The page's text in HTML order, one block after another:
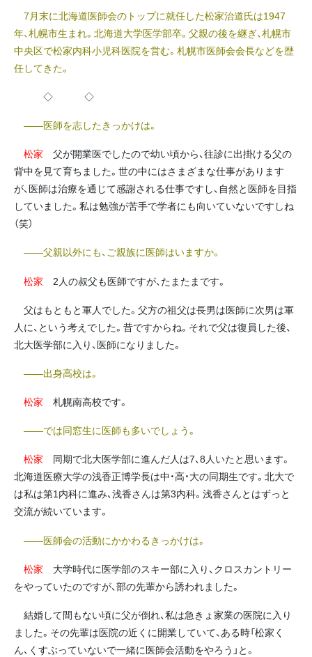
7月末に北海道医師会のトップに就任した松家治道氏は1947
年、札幌市生まれ。北海道大学医学部卒。父親の後を継ぎ、札幌市
中央区で松家内科小児科医院を営む。札幌市医師会会長などを歴
任してきた。
◇ ◇
――医師を志したきっかけは。
松家 父が開業医でしたので幼い頃から、往診に出掛ける父の
背中を見て育ちました。世の中にはさまざまな仕事があります
が、医師は治療を通じて感謝される仕事ですし、自然と医師を目指
していました。私は勉強が苦手で学者にも向いていないですしね
（笑）
――父親以外にも、ご親族に医師はいますか。
松家 2人の叔父も医師ですが、たまたまです。
父はもともと軍人でした。父方の祖父は長男は医師に次男は軍
人に、という考えでした。昔ですからね。それで父は復員した後、
北大医学部に入り、医師になりました。
――出身高校は。
松家 札幌南高校です。
――では同窓生に医師も多いでしょう。
松家 同期で北大医学部に進んだ人は7、8人いたと思います。
北海道医療大学の浅香正博学長は中・高・大の同期生です。北大で
は私は第1内科に進み、浅香さんは第3内科。浅香さんとはずっと
交流が続いています。
――医師会の活動にかかわるきっかけは。
松家 大学時代に医学部のスキー部に入り、クロスカントリー
をやっていたのですが、部の先輩から誘われました。
結婚して間もない頃に父が倒れ、私は急きょ家業の医院に入り
ました。その先輩は医院の近くに開業していて、ある時「松家く
ん、くすぶっていないで一緒に医師会活動をやろう」と。